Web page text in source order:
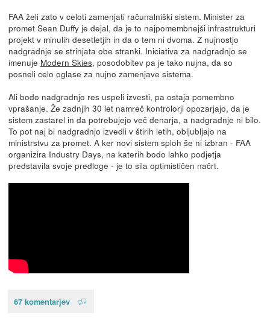
FAA želi zato v celoti zamenjati računalniški sistem. Minister za
promet Sean Duffy je dejal, da je to najpomembnejši infrastrukturi
projekt v minulih desetletjih in da o tem ni dvoma. Z nujnostjo
nadgradnje se strinjata obe stranki. Iniciativa za nadgradnjo se
imenuje Modern Skies, posodobitev pa je tako nujna, da so
posneli celo oglase za nujno zamenjave sistema.
Ali bodo nadgradnjo res uspeli izvesti, pa ostaja pomembno
vprašanje. Že zadnjih 30 let namreč kontrolorji opozarjajo, da je
sistem zastarel in da potrebujejo več denarja, a nadgradnje ni bilo.
To pot naj bi nadgradnjo izvedli v štirih letih, obljubljajo na
ministrstvu za promet. A ker novi sistem sploh še ni izbran - FAA
organizira Industry Days, na katerih bodo lahko podjetja
predstavila svoje predloge - je to sila optimističen načrt.
67 komentarjev